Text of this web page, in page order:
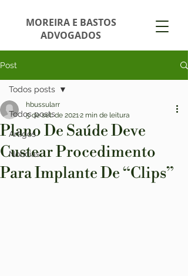
MOREIRA E BASTOS
ADVOGADOS
Post
Todos posts
Artigos
Notícias
Todos posts
Plano De Saúde Deve
Custear Procedimento
Para Implante De “Clips”
hbussularr
5 de set. de 20212 min de leitura